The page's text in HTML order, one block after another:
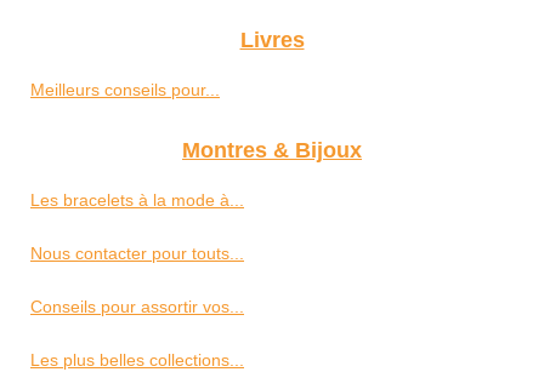
Livres
Meilleurs conseils pour...
Montres & Bijoux
Les bracelets à la mode à...
Nous contacter pour touts...
Conseils pour assortir vos...
Les plus belles collections...